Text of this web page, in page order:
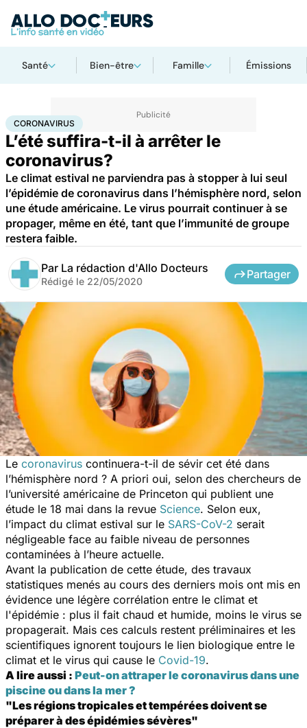
Santé Bien-être Famille Émissions
AccueilSantéMaladies Coronavirus
CORONAVIRUS
L’été suffira-t-il à arrêter le
coronavirus?
Le climat estival ne parviendra pas à stopper à lui seul
l’épidémie de coronavirus dans l’hémisphère nord, selon
une étude américaine. Le virus pourrait continuer à se
propager, même en été, tant que l’immunité de groupe
restera faible.
Par La rédaction d'Allo Docteurs
Rédigé le 22/05/2020
Partager
Le coronavirus continuera-t-il de sévir cet été dans
l’hémisphère nord ? A priori oui, selon des chercheurs de
l’université américaine de Princeton qui publient une
étude le 18 mai dans la revue Science. Selon eux,
l’impact du climat estival sur le SARS-CoV-2 serait
négligeable face au faible niveau de personnes
contaminées à l’heure actuelle.
Avant la publication de cette étude, des travaux
statistiques menés au cours des derniers mois ont mis en
évidence une légère corrélation entre le climat et
l'épidémie : plus il fait chaud et humide, moins le virus se
propagerait. Mais ces calculs restent préliminaires et les
scientifiques ignorent toujours le lien biologique entre le
climat et le virus qui cause le Covid-19.
A lire aussi : Peut-on attraper le coronavirus dans une
piscine ou dans la mer ?
"Les régions tropicales et tempérées doivent se
préparer à des épidémies sévères"